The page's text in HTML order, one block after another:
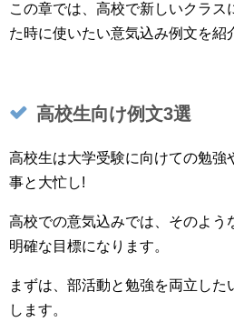
この章では、高校で新しいクラス
た時に使いたい意気込み例文を紹
高校生向け例文3選
高校生は大学受験に向けての勉強
事と大忙し!
高校での意気込みでは、そのよう
明確な目標になります。
まずは、部活動と勉強を両立した
します。